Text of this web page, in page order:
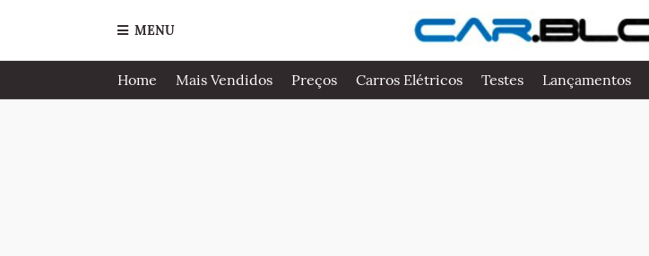
MENU
Home Mais Vendidos Preços Carros Elétricos Testes Lançamentos